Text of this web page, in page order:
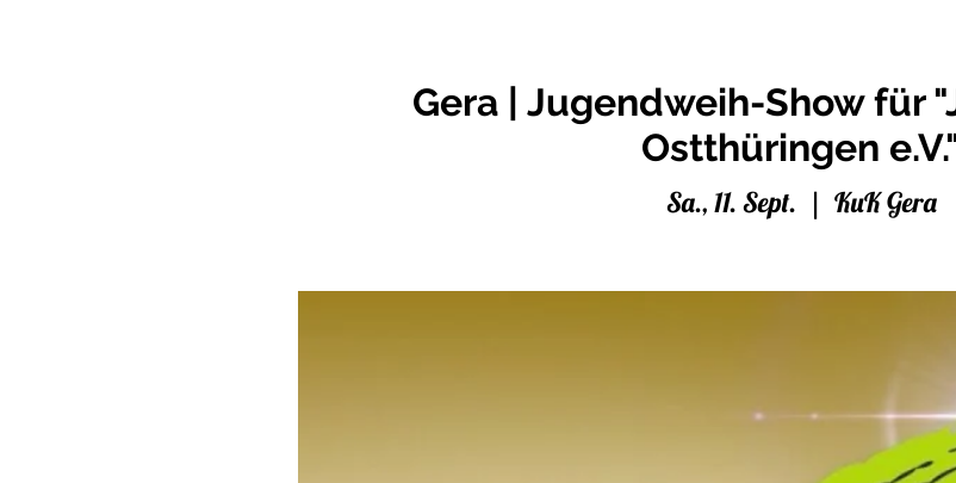
Gera | Jugendweih-Show für
Ostthüringen
Sa., 11. Sept.
  |
KuK Gera